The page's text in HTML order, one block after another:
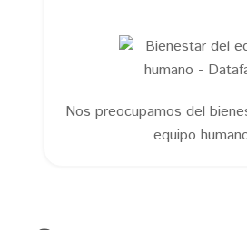
Nos preocupamos del
equipo